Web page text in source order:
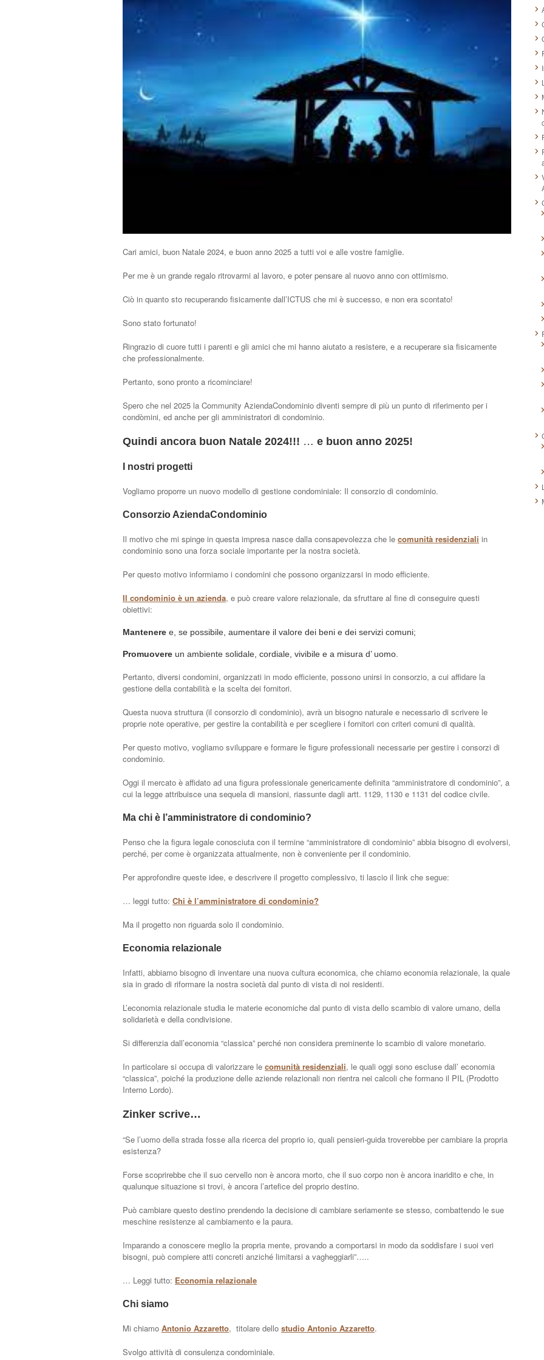
Cari amici, buon Natale 2024, e buon anno 2025 a tutti voi e alle vostre famiglie.
Per me è un grande regalo ritrovarmi al lavoro, e poter pensare al nuovo anno con ottimismo.
Ciò in quanto sto recuperando fisicamente dall’ICTUS che mi è successo, e non era scontato!
Sono stato fortunato!
Ringrazio di cuore tutti i parenti e gli amici che mi hanno aiutato a resistere, e a recuperare sia fisicamente
che professionalmente.
Pertanto, sono pronto a ricominciare!
Spero che nel 2025 la Community AziendaCondominio diventi sempre di più un punto di riferimento per i
condòmini, ed anche per gli amministratori di condominio.
Quindi ancora buon Natale 2024!!! … e buon anno 2025!
I nostri progetti
Vogliamo proporre un nuovo modello di gestione condominiale: Il consorzio di condominio.
Consorzio AziendaCondominio
Il motivo che mi spinge in questa impresa nasce dalla consapevolezza che le comunità residenziali in
condominio sono una forza sociale importante per la nostra società.
Per questo motivo informiamo i condomini che possono organizzarsi in modo efficiente.
Il condominio è un azienda, e può creare valore relazionale, da sfruttare al fine di conseguire questi
obiettivi:
Mantenere e, se possibile, aumentare il valore dei beni e dei servizi comuni;
Promuovere un ambiente solidale, cordiale, vivibile e a misura d’ uomo.
Pertanto, diversi condomini, organizzati in modo efficiente, possono unirsi in consorzio, a cui affidare la
gestione della contabilità e la scelta dei fornitori.
Questa nuova struttura (il consorzio di condominio), avrà un bisogno naturale e necessario di scrivere le
proprie note operative, per gestire la contabilità e per scegliere i fornitori con criteri comuni di qualità.
Per questo motivo, vogliamo sviluppare e formare le figure professionali necessarie per gestire i consorzi di
condominio.
Oggi il mercato è affidato ad una figura professionale genericamente definita “amministratore di condominio”, a
cui la legge attribuisce una sequela di mansioni, riassunte dagli artt. 1129, 1130 e 1131 del codice civile.
Ma chi è l’amministratore di condominio?
Penso che la figura legale conosciuta con il termine “amministratore di condominio” abbia bisogno di evolversi,
perché, per come è organizzata attualmente, non è conveniente per il condominio.
Per approfondire queste idee, e descrivere il progetto complessivo, ti lascio il link che segue:
… leggi tutto: Chi è l’amministratore di condominio?
Ma il progetto non riguarda solo il condominio.
Economia relazionale
Infatti, abbiamo bisogno di inventare una nuova cultura economica, che chiamo economia relazionale, la quale
sia in grado di riformare la nostra società dal punto di vista di noi residenti.
L’economia relazionale studia le materie economiche dal punto di vista dello scambio di valore umano, della
solidarietà e della condivisione.
Si differenzia dall’economia “classica” perché non considera preminente lo scambio di valore monetario.
In particolare si occupa di valorizzare le comunità residenziali, le quali oggi sono escluse dall’ economia
“classica”, poiché la produzione delle aziende relazionali non rientra nei calcoli che formano il PIL (Prodotto
Interno Lordo).
Zinker scrive…
“Se l’uomo della strada fosse alla ricerca del proprio io, quali pensieri-guida troverebbe per cambiare la propria
esistenza?
Forse scoprirebbe che il suo cervello non è ancora morto, che il suo corpo non è ancora inaridito e che, in
qualunque situazione si trovi, è ancora l’artefice del proprio destino.
Può cambiare questo destino prendendo la decisione di cambiare seriamente se stesso, combattendo le sue
meschine resistenze al cambiamento e la paura.
Imparando a conoscere meglio la propria mente, provando a comportarsi in modo da soddisfare i suoi veri
bisogni, può compiere atti concreti anziché limitarsi a vagheggiarli”…..
… Leggi tutto: Economia relazionale
Chi siamo
Mi chiamo Antonio Azzaretto, titolare dello studio Antonio Azzaretto.
Svolgo attività di consulenza condominiale.